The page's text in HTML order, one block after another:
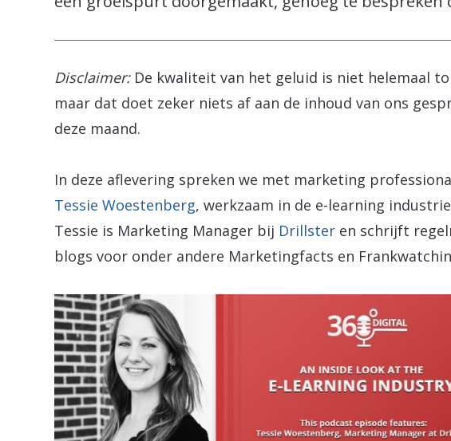
Disclaimer:De kwaliteit van het geluid is niet helemaal
maar dat doet zeker niets af aan de inhoud van ons
deze maand.
In deze aflevering spreken we met marketing
Tessie Woestenberg, werkzaam in de e-learning
Tessie is Marketing Manager bij Drillster en schrijft
blogs voor onder andere Marketingfacts en